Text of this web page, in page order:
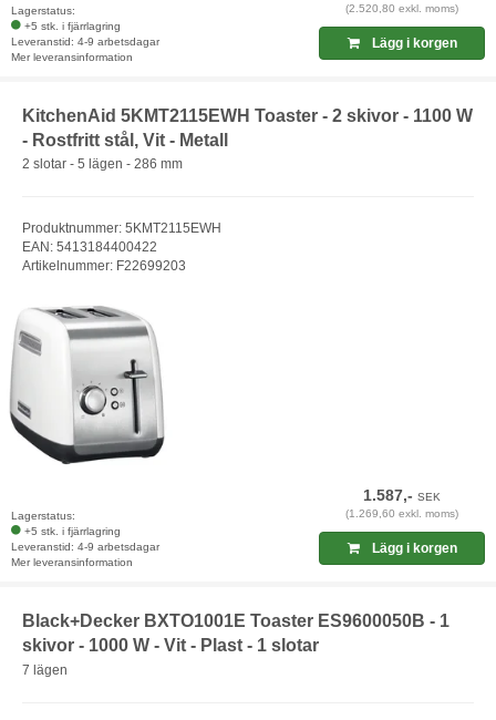
Lagerstatus:
+5 stk. i fjärrlagring
Leveranstid: 4-9 arbetsdagar
Mer leveransinformation
(2.520,80 exkl. moms)
Lägg i korgen
KitchenAid 5KMT2115EWH Toaster - 2 skivor - 1100 W
- Rostfritt stål, Vit - Metall
2 slotar - 5 lägen - 286 mm
Produktnummer: 5KMT2115EWH
EAN: 5413184400422
Artikelnummer: F22699203
Lagerstatus:
+5 stk. i fjärrlagring
Leveranstid: 4-9 arbetsdagar
Mer leveransinformation
1.587,-SEK
(1.269,60 exkl. moms)
Lägg i korgen
Black+Decker BXTO1001E Toaster ES9600050B - 1
skivor - 1000 W - Vit - Plast - 1 slotar
7 lägen